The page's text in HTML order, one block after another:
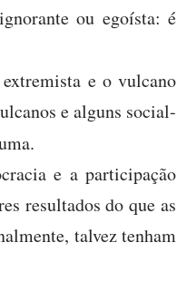
ou egoísta: é
e o vulcano
e alguns social-
e a participação
resultados do que as
talvez tenham